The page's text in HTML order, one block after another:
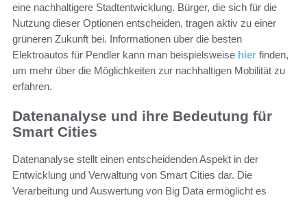
eine nachhaltigere Stadtentwicklung. Bürger, die sich für die
Nutzung dieser Optionen entscheiden, tragen aktiv zu einer
grüneren Zukunft bei. Informationen über die besten
Elektroautos für Pendler kann man beispielsweise hier finden,
um mehr über die Möglichkeiten zur nachhaltigen Mobilität zu
erfahren.
Datenanalyse und ihre Bedeutung für
Smart Cities
Datenanalyse stellt einen entscheidenden Aspekt in der
Entwicklung und Verwaltung von Smart Cities dar. Die
Verarbeitung und Auswertung von Big Data ermöglicht es